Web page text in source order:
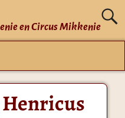
en Circus Mikkenie